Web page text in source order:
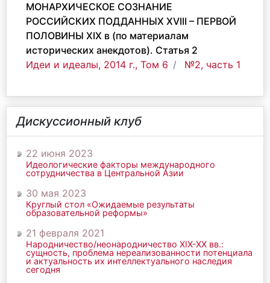
МОНАРХИЧЕСКОЕ СОЗНАНИЕ
РОССИЙСКИХ ПОДДАННЫХ XVIII – ПЕРВОЙ
ПОЛОВИНЫ XIX в (по материалам
исторических анекдотов). Статья 2
Идеи и идеалы, 2014 г., Том 6
№2, часть 1
Дискуссионный клуб
22 июня 2023
Идеологические факторы международного
сотрудничества в Центральной Азии
30 мая 2023
Круглый стол «Ожидаемые результаты
образовательной реформы»
21 февраля 2021
Народничество/неонародничество ХIХ-ХХ вв.:
сущность, проблема нереализованности потенциала
и актуальность их интеллектуального наследия
сегодня